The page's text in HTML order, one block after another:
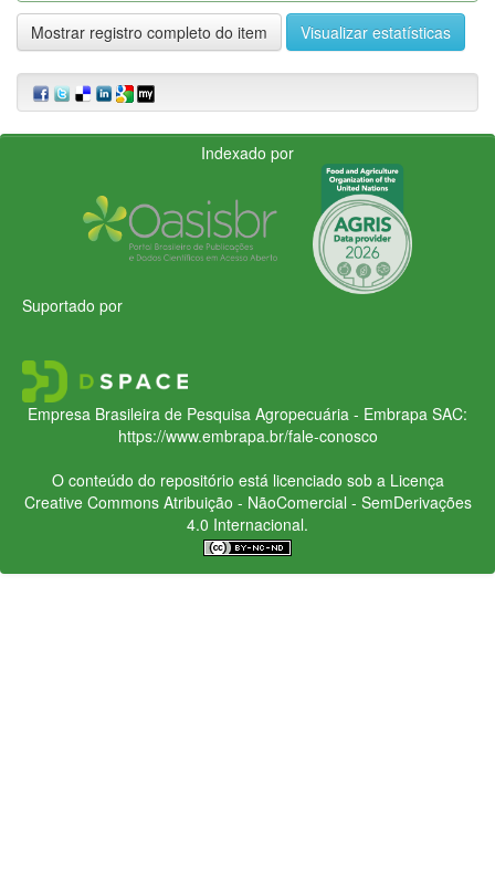
Mostrar registro completo do item Visualizar estatísticas
Indexado por
Suportado por
Empresa Brasileira de Pesquisa Agropecuária - Embrapa SAC:
https://www.embrapa.br/fale-conosco
O conteúdo do repositório está licenciado sob a Licença
Creative CommonsAtribuição - NãoComercial - SemDerivações
4.0 Internacional.